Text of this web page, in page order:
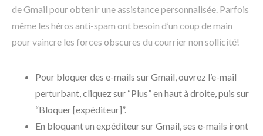
de Gmail pour obtenir une assistance personnalisée. Parfois
même les héros anti-spam ont besoin d’un coup de main
pour vaincre les forces obscures du courrier non sollicité!
Pour bloquer des e-mails sur Gmail, ouvrez l’e-mail
perturbant, cliquez sur “Plus” en haut à droite, puis sur
“Bloquer [expéditeur]”.
En bloquant un expéditeur sur Gmail, ses e-mails iront